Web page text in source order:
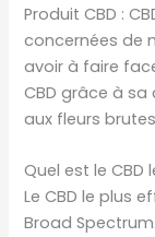
Produit CBD :
concernées de
avoir à faire
CBD grâce à
aux fleurs
Quel est le CBD
Le CBD le plus
Broad